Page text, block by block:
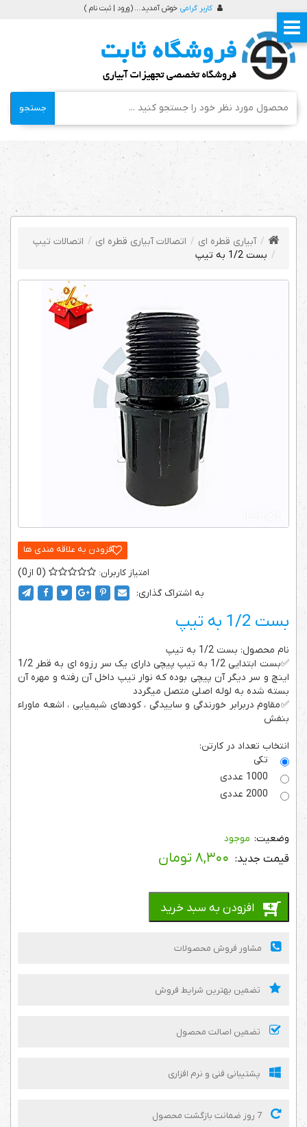
کاربر گرامی خوش آمدید ... (ورود | ثبت نام )
جستجو
آبیاری قطره ای اتصالات آبیاری قطره ای
اتصالات تیپ
بست 1/2 به تیپ
0
0
به اشتراک گذاری:
بست 1/2 به تیپ
نام محصول: بست 1/2 به تیپ
✅بست ابتدایی 1/2 به تیپ پیچی دارای یک سر رزوه ای به قطر 1/2
اینچ و سر دیگر آن پیچی بوده که نوار تیپ داخل آن رفته و مهره آن
بسته شده به لوله اصلی متصل میگردد
✅مقاوم دربرابر خورندگی و ساییدگی ، کودهای شیمیایی ، اشعه ماوراء
بنفش
انتخاب تعداد در کارتن:
تکی
موجود
۸,۳۰۰ تومان
افزودن به سبد خرید
مشاور فروش محصولات
تضمین بهترین شرایط فروش
تضمین اصالت محصول
پشتیبانی فنی و نرم افزاری